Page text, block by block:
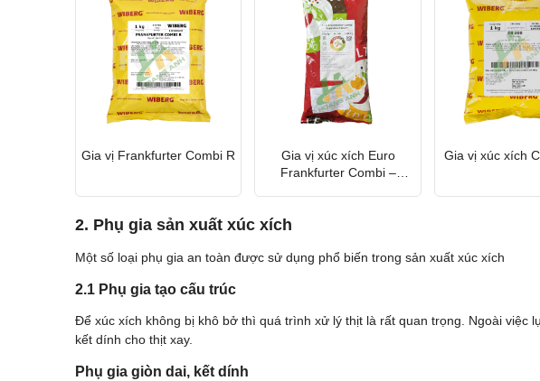
Gia vị Frankfurter Combi R
Gia vị xúc xích Euro
Frankfurter Combi –
Gia vị xúc xích
2. Phụ gia sản xuất xúc xích
Một số loại phụ gia an toàn được sử dụng phổ biến trong sản xuất xúc xích
2.1 Phụ gia tạo cấu trúc
Để xúc xích không bị khô bở thì quá trình xử lý thịt là rất quan trọng. Ngoài việc
kết dính cho thịt xay.
Phụ gia giòn dai, kết dính